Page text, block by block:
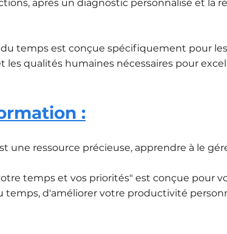
après un diagnostic personnalisé et la
temps est conçue spécifiquement pour
qualités humaines nécessaires pour
:
une ressource précieuse, apprendre à le
temps et vos priorités" est conçue pour
d'améliorer votre productivité